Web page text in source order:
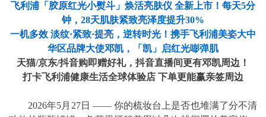
飞利浦「胶原红光小熨斗」焕活亮肤仪 全新上市！每天5分
钟，28天肌肤紧致亮泽度提升30%
一机多效 淡纹·紧致·提亮，逆转时光！携手飞利浦美姿大中
华区品牌大使邓凯，「凯」启红光嘭弹肌
天猫/京东/抖音购即赠好礼，抖音直播间更有邓凯周边！
打卡飞利浦健康生活全球体验店 下单更能赢亲签周边
2026年5月27日 —— 你的梳妆台上是否也堆满了分不清